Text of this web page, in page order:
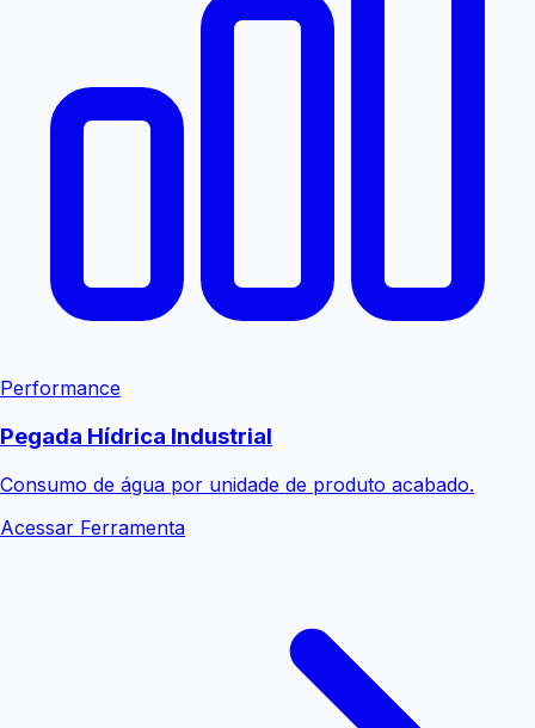
Performance
Pegada Hídrica Industrial
Consumo de água por unidade de produto acabado.
Acessar Ferramenta